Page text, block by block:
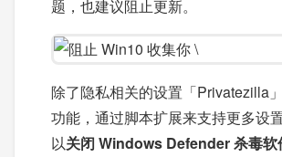
题，也建议阻止更新。
除了隐私相关的设置「Privatezilla
功能，通过脚本扩展来支持更多设
以关闭 Windows Defender 杀毒软